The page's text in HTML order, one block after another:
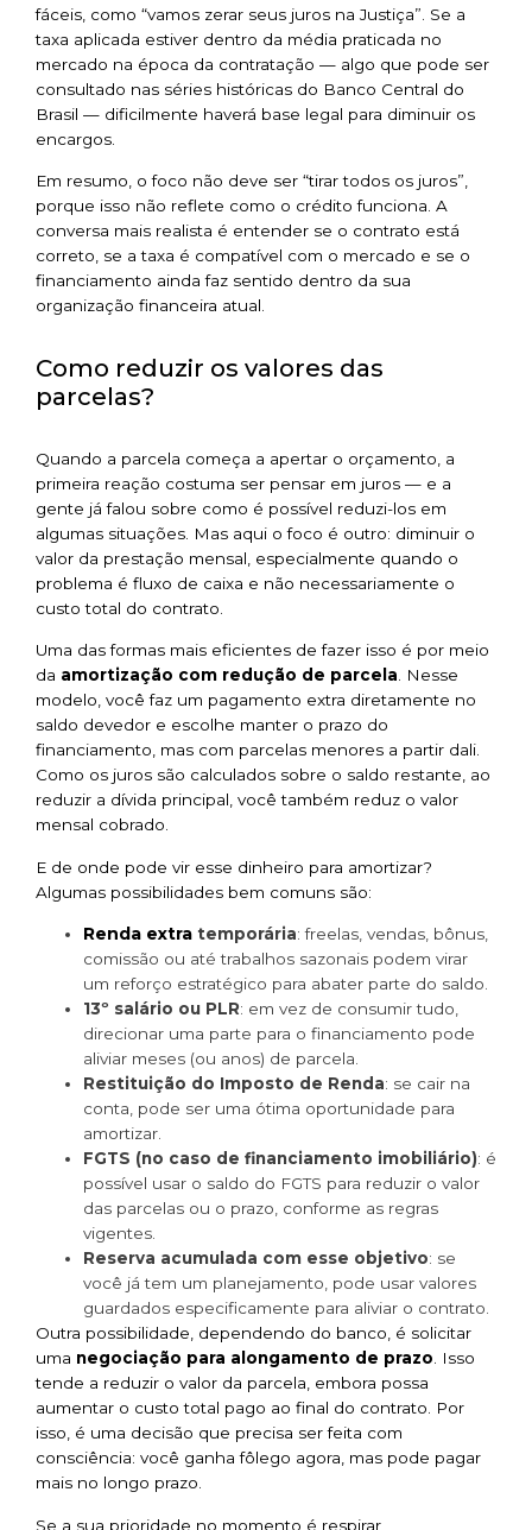
fáceis, como “vamos zerar seus juros na Justiça”. Se a
taxa aplicada estiver dentro da média praticada no
mercado na época da contratação — algo que pode ser
consultado nas séries históricas do Banco Central do
Brasil — dificilmente haverá base legal para diminuir os
encargos.
Em resumo, o foco não deve ser “tirar todos os juros”,
porque isso não reflete como o crédito funciona. A
conversa mais realista é entender se o contrato está
correto, se a taxa é compatível com o mercado e se o
financiamento ainda faz sentido dentro da sua
organização financeira atual.
Como reduzir os valores das
parcelas?
Quando a parcela começa a apertar o orçamento, a
primeira reação costuma ser pensar em juros — e a
gente já falou sobre como é possível reduzi-los em
algumas situações. Mas aqui o foco é outro: diminuir o
valor da prestação mensal, especialmente quando o
problema é fluxo de caixa e não necessariamente o
custo total do contrato.
Uma das formas mais eficientes de fazer isso é por meio
da amortização com redução de parcela. Nesse
modelo, você faz um pagamento extra diretamente no
saldo devedor e escolhe manter o prazo do
financiamento, mas com parcelas menores a partir dali.
Como os juros são calculados sobre o saldo restante, ao
reduzir a dívida principal, você também reduz o valor
mensal cobrado.
E de onde pode vir esse dinheiro para amortizar?
Algumas possibilidades bem comuns são:
Renda extra temporária: freelas, vendas, bônus,
comissão ou até trabalhos sazonais podem virar
um reforço estratégico para abater parte do saldo.
13º salário ou PLR: em vez de consumir tudo,
direcionar uma parte para o financiamento pode
aliviar meses (ou anos) de parcela.
Restituição do Imposto de Renda: se cair na
conta, pode ser uma ótima oportunidade para
amortizar.
FGTS (no caso de financiamento imobiliário): é
possível usar o saldo do FGTS para reduzir o valor
das parcelas ou o prazo, conforme as regras
vigentes.
Reserva acumulada com esse objetivo: se
você já tem um planejamento, pode usar valores
guardados especificamente para aliviar o contrato.
Outra possibilidade, dependendo do banco, é solicitar
uma negociação para alongamento de prazo . Isso
tende a reduzir o valor da parcela, embora possa
aumentar o custo total pago ao final do contrato. Por
isso, é uma decisão que precisa ser feita com
consciência: você ganha fôlego agora, mas pode pagar
mais no longo prazo.
Se a sua prioridade no momento é respirar